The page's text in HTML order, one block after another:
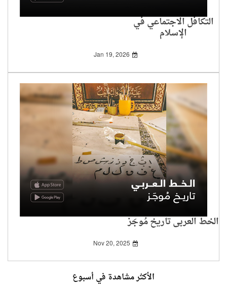
التكافل الاجتماعي في
الإسلام
Jan 19, 2026
الخط العربي تاريخ مُوجَز
Nov 20, 2025
الأكثر مشاهدة في أسبوع